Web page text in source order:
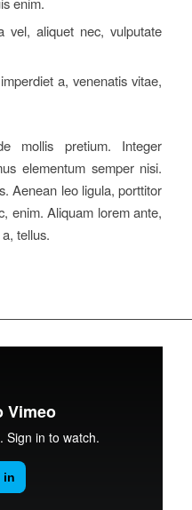
vel, aliquet nec, vulputate
a, venenatis vitae,
mollis pretium. Integer
elementum semper nisi.
Aenean leo ligula, porttitor
enim. Aliquam lorem ante,
tellus.